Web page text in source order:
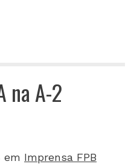
na A-2
em Imprensa FPB